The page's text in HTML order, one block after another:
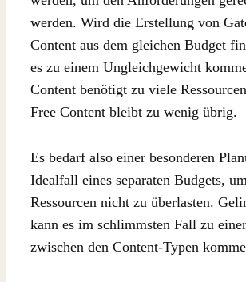
werden. Wird die Erstellung von
Content aus dem gleichen Budget
es zu einem Ungleichgewicht
Content benötigt zu viele
Free Content bleibt zu wenig übrig.
Es bedarf also einer besonderen
Idealfall eines separaten Budgets,
Ressourcen nicht zu überlasten.
kann es im schlimmsten Fall zu
zwischen den Content-Typen